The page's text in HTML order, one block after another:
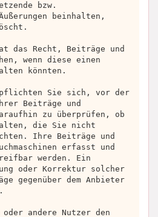
bzw.
beinhalten,
das Recht, Beiträge und
wenn diese einen
könnten.
Sie sich, vor der
Beiträge und
zu überprüfen, ob
die Sie nicht
Ihre Beiträge und
erfasst und
werden. Ein
oder Korrektur solcher
gegenüber dem Anbieter
andere Nutzer den